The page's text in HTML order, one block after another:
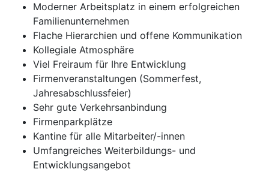
Moderner Arbeitsplatz in einem erfolgreichen
Familienunternehmen
Flache Hierarchien und offene Kommunikation
Kollegiale Atmosphäre
Viel Freiraum für Ihre Entwicklung
Firmenveranstaltungen (Sommerfest,
Jahresabschlussfeier)
Sehr gute Verkehrsanbindung
Firmenparkplätze
Kantine für alle Mitarbeiter/-innen
Umfangreiches Weiterbildungs- und
Entwicklungsangebot